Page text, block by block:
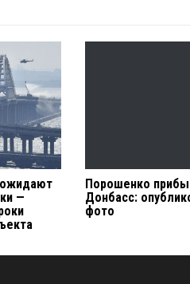
—
Порошенко
Донбасс:
фото